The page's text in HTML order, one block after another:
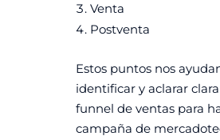
Venta
Postventa
Estos puntos nos
identificar y aclarar
funnel de ventas para
campaña de